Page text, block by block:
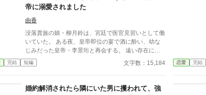
帝に溺愛されました
由香
没落貴族の娘・柳月鈴は、宮廷で医官見習いとして働
いていた。 ある夜、皇帝即位の宴で酒に酔い、幼な
じみだった皇帝・李景珩と再会する。 遠い存在にな
ったはずの彼。 けれど、その夜をきっかけに月鈴の
運命は大きく動き出す。 冷酷と恐れられる皇帝が、
完結 短編 文字数：15,184 恋愛 完結
婚約解消されたら隣にいた男に攫われて、強